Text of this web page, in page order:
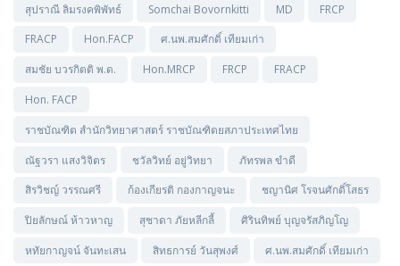
สุปราณี ลิมรงคพิพัทธ์
Somchai Bovornkitti MD
FRCP
FRACP
Hon.FACP
ศ.นพ.สมศักดิ์ เทียมเก่า
สมชัย บวรกิตติ พ.ด.
Hon.MRCP FRCP
FRACP
Hon. FACP
ราชบัณฑิต สำนักวิทยาศาสตร์ ราชบัณฑิตยสภาประเทศไทย
ณัฐวรา แสงวิจิตร
ชวัลวิทย์ อยู่วิทยา
ภัทรพล ขำดี
สิรวิชญ์ วรรณศรี
ก้องเกียรติ กองกาญจนะ
ชญานิศ โรจนศักดิ์โสธร
ปิยลักษณ์ ห้าวหาญ
สุชาดา ภัยหลีกลี้
ศิรินทิพย์ บุญจรัสภิญโญ
หทัยกาญจน์ จันทะเสน
สิทธการย์ วันสุพงศ์
ศ.นพ.สมศักดิ์ เทียมเก่า